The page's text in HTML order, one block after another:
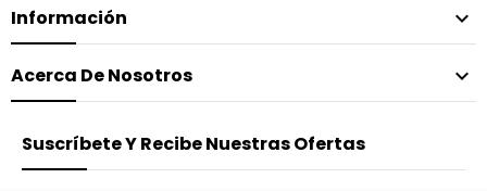
Información 
Acerca De Nosotros 
Suscríbete Y Recibe Nuestras Ofertas